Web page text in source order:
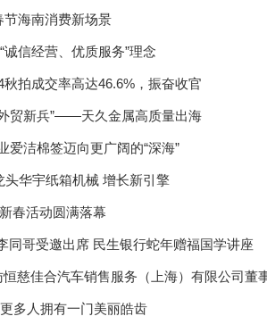
海南消费新场景
信经营、优质服务”理念
拍成交率高达46.6%，振奋收官
贸新兵”——天久金属高质量出海
洁棉签迈向更广阔的“深海”
头华宇纸箱机械 增长新引擎
春活动圆满落幕
同哥受邀出席 民生银行蛇年赠福国学讲座
慈佳合汽车销售服务（上海）有限公司董
多人拥有一门美丽皓齿